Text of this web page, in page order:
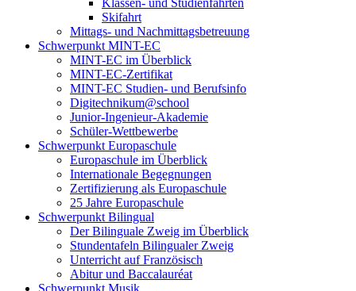
Klassen- und Studienfahrten
Skifahrt
Mittags- und Nachmittagsbetreuung
Schwerpunkt MINT-EC
MINT-EC im Überblick
MINT-EC-Zertifikat
MINT-EC Studien- und Berufsinfo
Digitechnikum­@school
Junior-Ingenieur-Akademie
Schüler-Wettbewerbe
Schwerpunkt Europaschule
Europaschule im Überblick
Internationale Begegnungen
Zertifizierung als Europaschule
25 Jahre Europaschule
Schwerpunkt Bilingual
Der Bilinguale Zweig im Überblick
Stundentafeln Bilingualer Zweig
Unterricht auf Französisch
Abitur und Baccalauréat